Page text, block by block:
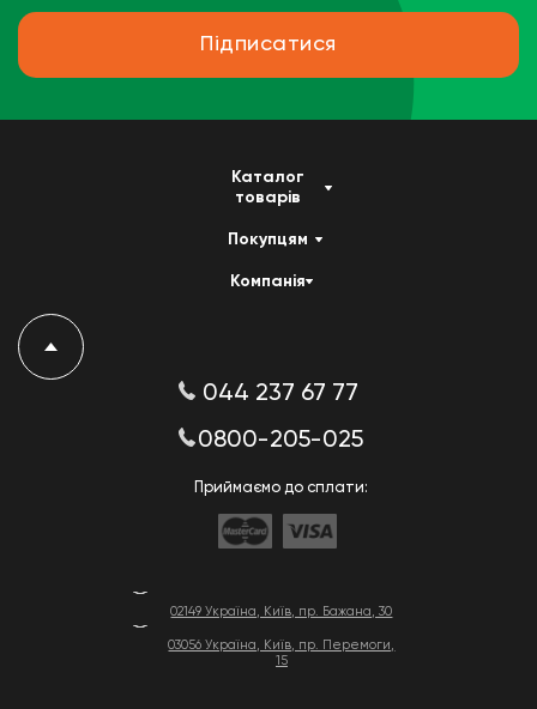
Підписатися
02149 Україна, Київ, пр. Бажана, 30
03056 Україна, Київ, пр. Перемоги,
15
Каталог
товарів
Покупцям
Компанія
044 237 67 77
0800-205-025
Приймаємо до сплати: